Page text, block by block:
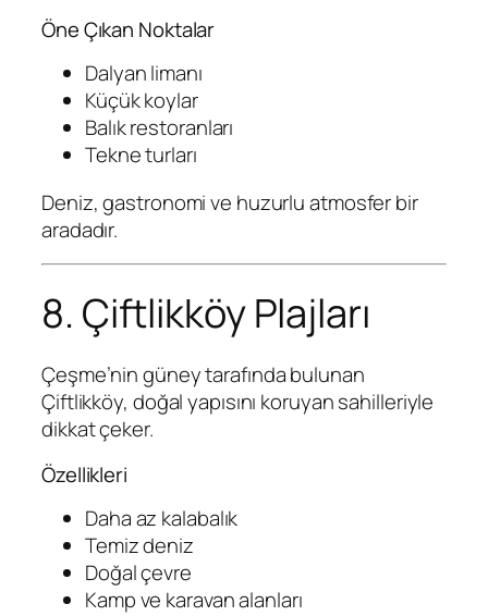
Öne Çıkan Noktalar
Dalyan limanı
Küçük koylar
Balık restoranları
Tekne turları
Deniz, gastronomi ve huzurlu atmosfer bir
aradadır.
8. Çiftlikköy Plajları
Çeşme’nin güney tarafında bulunan
Çiftlikköy, doğal yapısını koruyan sahilleriyle
dikkat çeker.
Özellikleri
Daha az kalabalık
Temiz deniz
Doğal çevre
Kamp ve karavan alanları